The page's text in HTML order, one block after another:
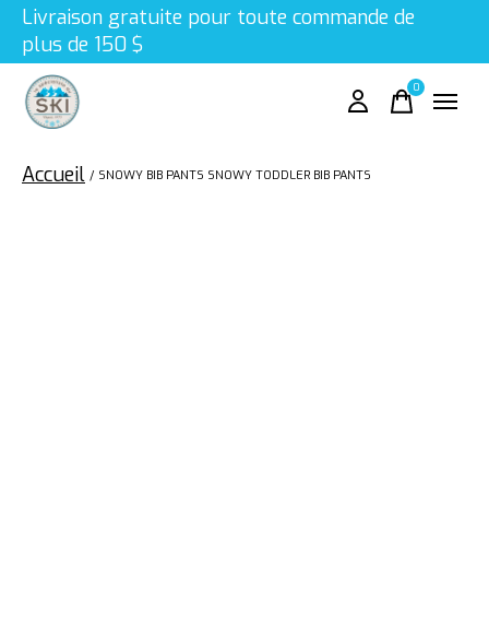
Livraison gratuite pour toute commande de
plus de 150 $
0items
Accueil / SNOWY BIB PANTS SNOWY TODDLER BIB PANTS